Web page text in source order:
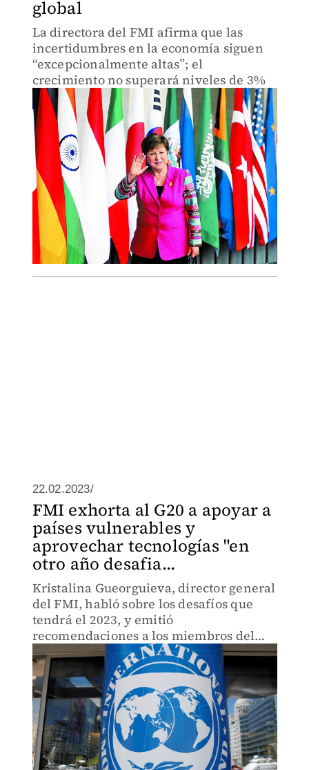
global
La directora del FMI afirma que las
incertidumbres en la economía siguen
“excepcionalmente altas”; el
crecimiento no superará niveles de 3%
22.02.2023/
FMI exhorta al G20 a apoyar a
países vulnerables y
aprovechar tecnologías "en
otro año desafia...
Kristalina Gueorguieva, director general
del FMI, habló sobre los desafíos que
tendrá el 2023, y emitió
recomendaciones a los miembros del
G20 para superarlos en conjunto.